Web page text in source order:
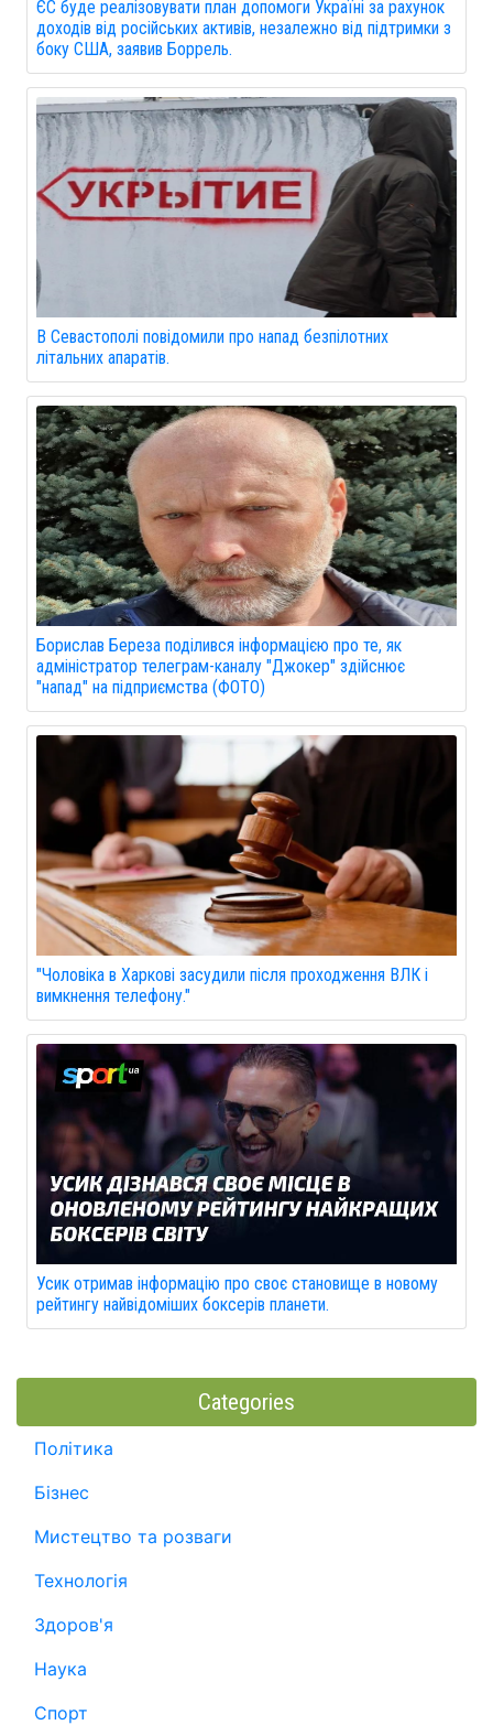
ЄС буде реалізовувати план допомоги Україні за рахунок
доходів від російських активів, незалежно від підтримки з
боку США, заявив Боррель.
В Севастополі повідомили про напад безпілотних
літальних апаратів.
Борислав Береза поділився інформацією про те, як
адміністратор телеграм-каналу "Джокер" здійснює
"напад" на підприємства (ФОТО)
"Чоловіка в Харкові засудили після проходження ВЛК і
вимкнення телефону."
Усик отримав інформацію про своє становище в новому
рейтингу найвідоміших боксерів планети.
Categories
Політика
Бізнес
Мистецтво та розваги
Технологія
Здоров'я
Наука
Спорт